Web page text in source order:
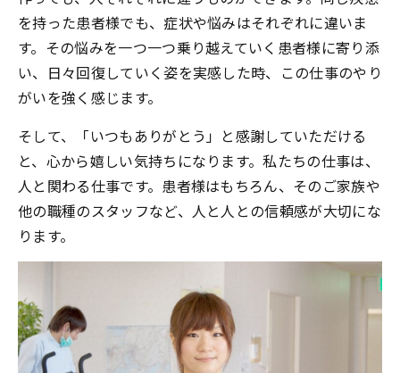
を持った患者様でも、症状や悩みはそれぞれに違いま
す。その悩みを一つ一つ乗り越えていく患者様に寄り添
い、日々回復していく姿を実感した時、この仕事のやり
がいを強く感じます。
そして、「いつもありがとう」と感謝していただける
と、心から嬉しい気持ちになります。私たちの仕事は、
人と関わる仕事です。患者様はもちろん、そのご家族や
他の職種のスタッフなど、人と人との信頼感が大切にな
ります。